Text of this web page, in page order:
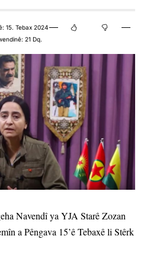
15. Tebax 2024
21 Dq.
Navendî ya YJA Starê Zozan
a Pêngava 15’ê Tebaxê li Stêrk